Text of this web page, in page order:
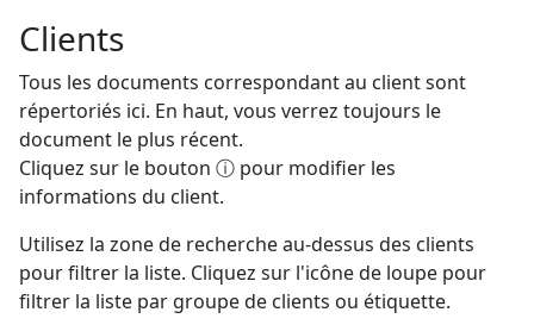
Clients
Tous les documents correspondant au client sont
répertoriés ici. En haut, vous verrez toujours le
document le plus récent.
Cliquez sur le bouton ⓘ pour modifier les
informations du client.
Utilisez la zone de recherche au-dessus des clients
pour filtrer la liste. Cliquez sur l'icône de loupe pour
filtrer la liste par groupe de clients ou étiquette.